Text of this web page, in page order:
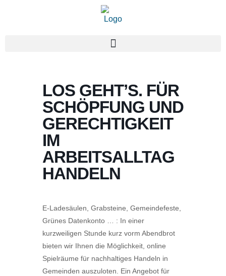
LOS GEHT’S. FÜR
SCHÖPFUNG UND
GERECHTIGKEIT
IM
ARBEITSALLTAG
HANDELN
E-Ladesäulen, Grabsteine, Gemeindefeste,
Grünes Datenkonto … : In einer
kurzweiligen Stunde kurz vorm Abendbrot
bieten wir Ihnen die Möglichkeit, online
Spielräume für nachhaltiges Handeln in
Gemeinden auszuloten. Ein Angebot für